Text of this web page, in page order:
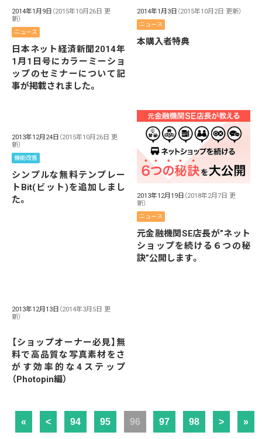
2014年1月9日 （2015年10月26日 更
新）
ニュース
日本ネット経済新聞2014年
1月1日号にカラーミーショ
ップのセミナーについて記
事が掲載されました。
2014年1月3日 （2015年10月2日 更新）
ニュース
本購入者特典
2013年12月24日 （2015年10月26日 更
新）
機能改善
シンプルな無料テンプレー
トBit(ビット)を追加しまし
た。
2013年12月19日 （2018年2月7日 更
新）
ニュース
元金融機関SE店長が”ネット
ショップを続ける６つの秘
訣”公開します。
2013年12月13日 （2014年3月5日 更
新）
【ショップオーナー必見】無
料で高品質な写真素材をさ
がす効率的な4ステップ
（Photopin編）
« < 94 95 96 97 98 > »